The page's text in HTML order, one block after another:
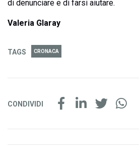
di denunciare e di farsi aiutare.
Valeria Glaray
TAGS CRONACA
CONDIVIDI